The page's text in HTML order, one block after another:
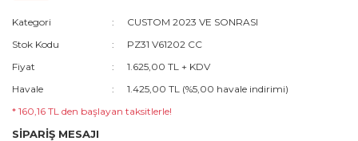
Kategori
CUSTOM 2023 VE SONRASI
Stok Kodu
PZ31 V61202 CC
Fiyat
1.625,00 TL + KDV
Havale
1.425,00 TL (%5,00 havale indirimi)
* 160,16 TL den başlayan taksitlerle!
SİPARİŞ MESAJI